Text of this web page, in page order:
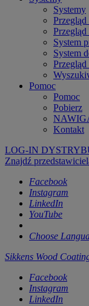
Systemy
System
System
Pomoc
Pomoc
Pobierz
Kontakt
LOG-IN
Znajdź
Facebook
Instagram
LinkedIn
YouTube
Choose
Sikkens Wood
Facebook
Instagram
LinkedIn